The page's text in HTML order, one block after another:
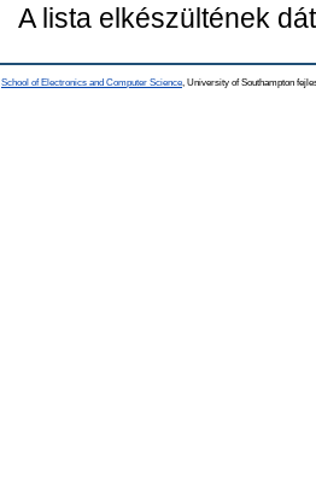
A lista elkészültének
School of Electronics and Computer Science , University of Southampton